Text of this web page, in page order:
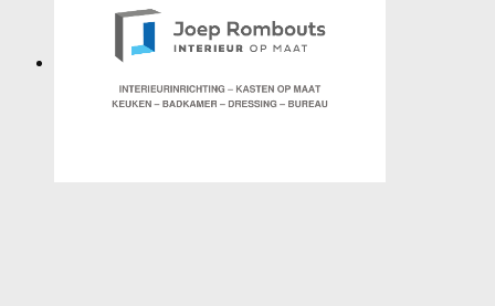
Heren Recrea A
Heren Recrea B
Heren Recrea C